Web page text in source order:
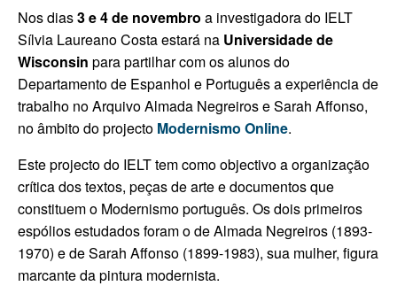
Nos dias3 e 4 de novembro a investigadora do IELT
Sílvia Laureano Costa estará na Universidade de
Wisconsin para partilhar com os alunos do
Departamento de Espanhol e Português a experiência de
trabalho no Arquivo Almada Negreiros e Sarah Affonso,
no âmbito do projecto Modernismo Online.
Este projecto do IELT tem como objectivo a organização
crítica dos textos, peças de arte e documentos que
constituem o Modernismo português. Os dois primeiros
espólios estudados foram o de Almada Negreiros (1893-
1970) e de Sarah Affonso (1899-1983), sua mulher, figura
marcante da pintura modernista.